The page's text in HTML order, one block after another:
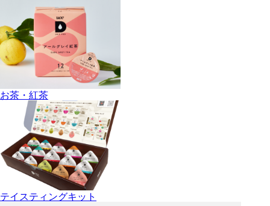
お茶・紅茶
テイスティングキット